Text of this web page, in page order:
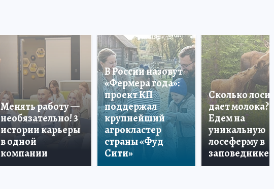
Менять работу —
необязательно! 3
истории карьеры
в одной
компании
В России назовут
«Фермера года»:
проект КП
поддержал
крупнейший
агрокластер
страны «Фуд
Сити»
Сколько
дает молока?
Едем на
уникальную
лосеферму в
заповеднике!